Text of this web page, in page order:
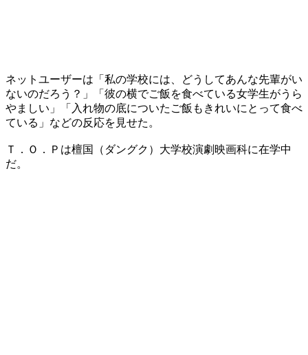
ネットユーザーは「私の学校には、どうしてあんな先輩がい
ないのだろう？」「彼の横でご飯を食べている女学生がうら
やましい」「入れ物の底についたご飯もきれいにとって食べ
ている」などの反応を見せた。
Ｔ．Ｏ．Ｐは檀国（ダングク）大学校演劇映画科に在学中
だ。